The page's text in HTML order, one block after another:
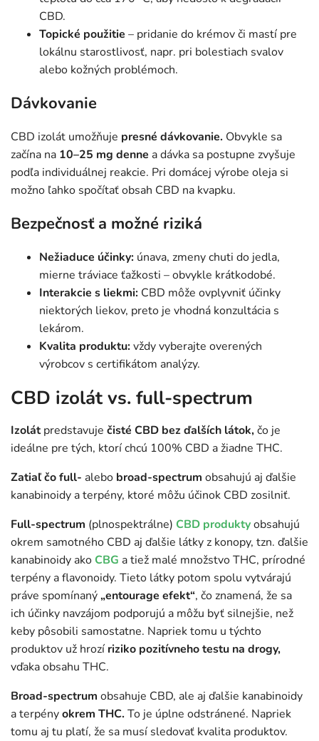
CBD.
Topické použitie – pridanie do krémov či mastí pre
lokálnu starostlivosť, napr. pri bolestiach svalov
alebo kožných problémoch.
Dávkovanie
CBD izolát umožňuje presné dávkovanie. Obvykle sa
začína na 10–25 mg denne a dávka sa postupne zvyšuje
podľa individuálnej reakcie. Pri domácej výrobe oleja si
možno ľahko spočítať obsah CBD na kvapku.
Bezpečnosť a možné riziká
Nežiaduce účinky: únava, zmeny chuti do jedla,
mierne tráviace ťažkosti – obvykle krátkodobé.
Interakcie s liekmi: CBD môže ovplyvniť účinky
niektorých liekov, preto je vhodná konzultácia s
lekárom.
Kvalita produktu:vždy vyberajte overených
výrobcov s certifikátom analýzy.
CBD izolát vs. full-spectrum
Izolátpredstavuje čisté CBD bez ďalších látok,čo je
ideálne pre tých, ktorí chcú 100% CBD a žiadne THC.
Zatiaľ čo full- alebo broad-spectrum obsahujú aj ďalšie
kanabinoidy a terpény, ktoré môžu účinok CBD zosilniť.
Full-spectrum (plnospektrálne) CBD produktyobsahujú
okrem samotného CBD aj ďalšie látky z konopy, tzn. ďalšie
kanabinoidy ako CBG a tiež malé množstvo THC, prírodné
terpény a flavonoidy. Tieto látky potom spolu vytvárajú
práve spomínaný„entourage efekt“, čo znamená, že sa
ich účinky navzájom podporujú a môžu byť silnejšie, než
keby pôsobili samostatne. Napriek tomu u týchto
produktov už hrozí riziko pozitívneho testu na drogy,
vďaka obsahu THC.
Broad-spectrum obsahuje CBD, ale aj ďalšie kanabinoidy
a terpényokrem THC. To je úplne odstránené. Napriek
tomu aj tu platí, že sa musí sledovať kvalita produktov.